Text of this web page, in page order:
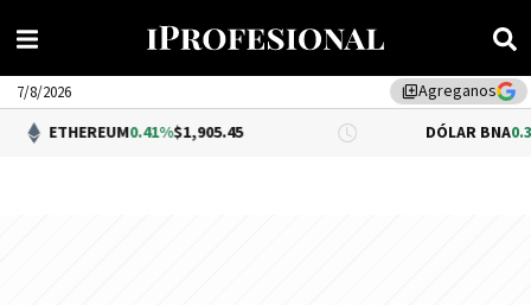
library_addAgreganos
7/8/2026
0.41%$1,905.45 DÓLAR BNA 0.34%